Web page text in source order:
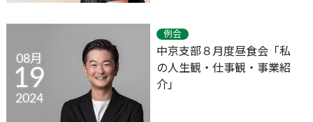
08月
19
2024
例会
中京支部８月度昼食会「私
の人生観・仕事観・事業紹
介」